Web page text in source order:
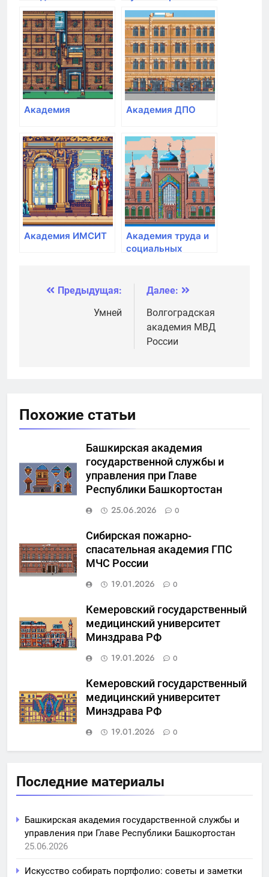
экономики и права
академия
Академия Академия ДПО
Академия ИМСИТ
Академия труда и
социальных
Навигация
Предыдущая:
Умней
Далее:
Волгоградская
академия МВД
России
Похожие статьи
Башкирская академия
государственной службы и
управления при Главе
Республики Башкортостан
25.06.2026
0
Сибирская пожарно-
спасательная академия ГПС
МЧС России
19.01.2026
0
Кемеровский государственный
медицинский университет
Минздрава РФ
19.01.2026
0
Кемеровский государственный
медицинский университет
Минздрава РФ
19.01.2026
0
Последние материалы
Башкирская академия государственной службы и
управления при Главе Республики Башкортостан
25.06.2026
Искусство собирать портфолио: советы и заметки